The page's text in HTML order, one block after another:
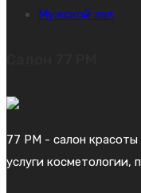
Мужской зал
77 PM - салон
услуги косметологии,